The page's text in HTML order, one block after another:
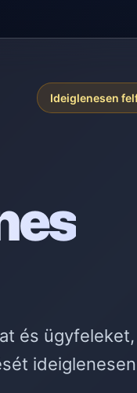
Ideiglenesen
és ügyfeleket,
ideiglenesen